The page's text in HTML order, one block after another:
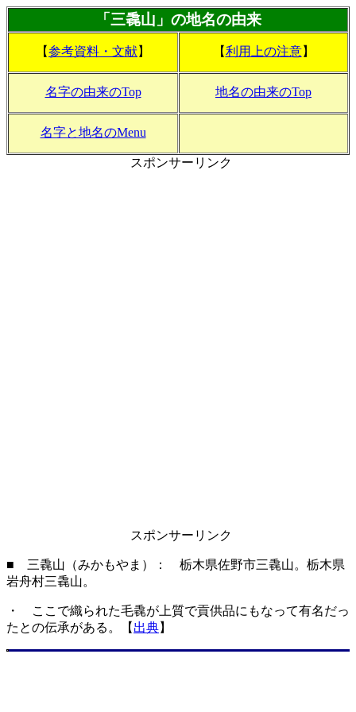
「三毳山」の地名の由来
【参考資料・文献】 【利用上の注意】
名字の由来のTop 地名の由来のTop
名字と地名のMenu
スポンサーリンク
スポンサーリンク
■ 三毳山（みかもやま）： 栃木県佐野市三毳山。栃木県
岩舟村三毳山。
・ ここで織られた毛毳が上質で貢供品にもなって有名だっ
たとの伝承がある。【 出典】